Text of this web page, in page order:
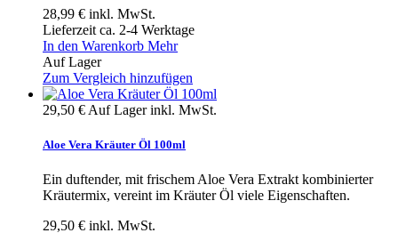
28,99 € inkl. MwSt.
Lieferzeit ca. 2-4 Werktage
In den Warenkorb Mehr
Auf Lager
Zum Vergleich hinzufügen
29,50 € Auf Lagerinkl. MwSt.
Aloe Vera Kräuter Öl 100ml
Ein duftender, mit frischem Aloe Vera Extrakt kombinierter
Kräutermix, vereint im Kräuter Öl viele Eigenschaften.
29,50 € inkl. MwSt.